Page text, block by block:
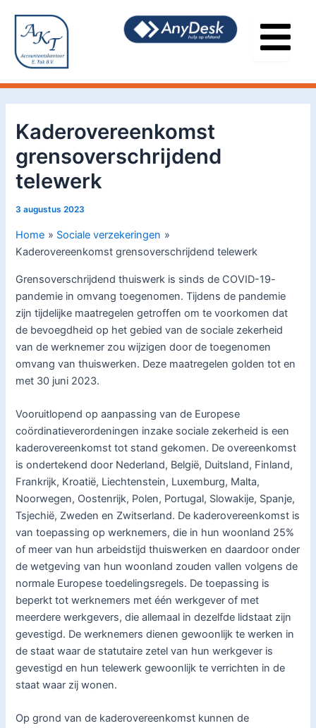
inhoud
Kaderovereenkomst
grensoverschrijdend
telewerk
3 augustus 2023
Home
Sociale verzekeringen
Kaderovereenkomst grensoverschrijdend telewerk
Grensoverschrijdend thuiswerk is sinds de COVID-19-
pandemie in omvang toegenomen. Tijdens de pandemie
zijn tijdelijke maatregelen getroffen om te voorkomen dat
de bevoegdheid op het gebied van de sociale zekerheid
van de werknemer zou wijzigen door de toegenomen
omvang van thuiswerken. Deze maatregelen golden tot en
met 30 juni 2023.
Vooruitlopend op aanpassing van de Europese
coördinatieverordeningen inzake sociale zekerheid is een
kaderovereenkomst tot stand gekomen. De overeenkomst
is ondertekend door Nederland, België, Duitsland, Finland,
Frankrijk, Kroatië, Liechtenstein, Luxemburg, Malta,
Noorwegen, Oostenrijk, Polen, Portugal, Slowakije, Spanje,
Tsjechië, Zweden en Zwitserland. De kaderovereenkomst is
van toepassing op werknemers, die in hun woonland 25%
of meer van hun arbeidstijd thuiswerken en daardoor onder
de wetgeving van hun woonland zouden vallen volgens de
normale Europese toedelingsregels. De toepassing is
beperkt tot werknemers met één werkgever of met
meerdere werkgevers, die allemaal in dezelfde lidstaat zijn
gevestigd. De werknemers dienen gewoonlijk te werken in
de staat waar de statutaire zetel van hun werkgever is
gevestigd en hun telewerk gewoonlijk te verrichten in de
staat waar zij wonen.
Op grond van de kaderovereenkomst kunnen de
navigatie